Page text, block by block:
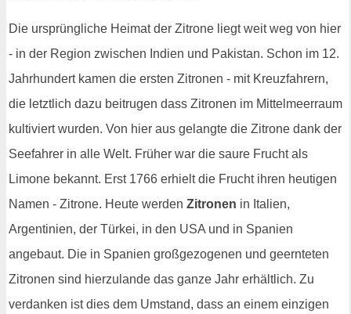
Die ursprüngliche Heimat der Zitrone liegt weit weg von hier
- in der Region zwischen Indien und Pakistan. Schon im 12.
Jahrhundert kamen die ersten Zitronen - mit Kreuzfahrern,
die letztlich dazu beitrugen dass Zitronen im Mittelmeerraum
kultiviert wurden. Von hier aus gelangte die Zitrone dank der
Seefahrer in alle Welt. Früher war die saure Frucht als
Limone bekannt. Erst 1766 erhielt die Frucht ihren heutigen
Namen - Zitrone. Heute werden Zitronen in Italien,
Argentinien, der Türkei, in den USA und in Spanien
angebaut. Die in Spanien großgezogenen und geernteten
Zitronen sind hierzulande das ganze Jahr erhältlich. Zu
verdanken ist dies dem Umstand, dass an einem einzigen